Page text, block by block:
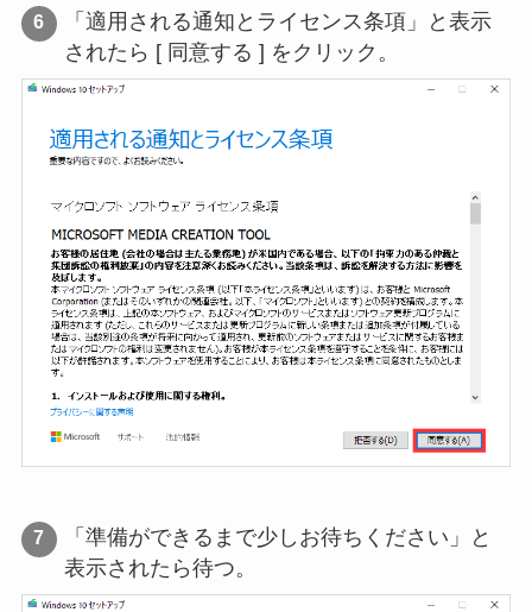
「適用される通知とライセンス条項」と表示
されたら [ 同意する ] をクリック。
「準備ができるまで少しお待ちください」と
表示されたら待つ。